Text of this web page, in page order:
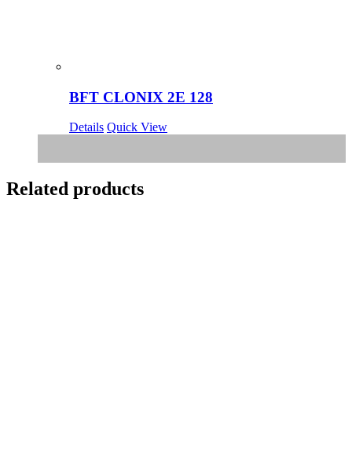
BFT CLONIX 2E 128
Details Quick View
Related products